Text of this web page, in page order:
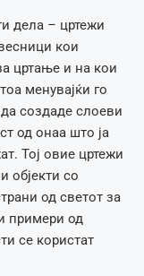
дела – цртежи
кои
цртање и на кои
менувајќи го
создаде слоеви
од онаа што ја
Тој овие цртежи
објекти со
од светот за
примери од
се користат